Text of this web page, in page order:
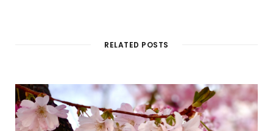
RELATED POSTS